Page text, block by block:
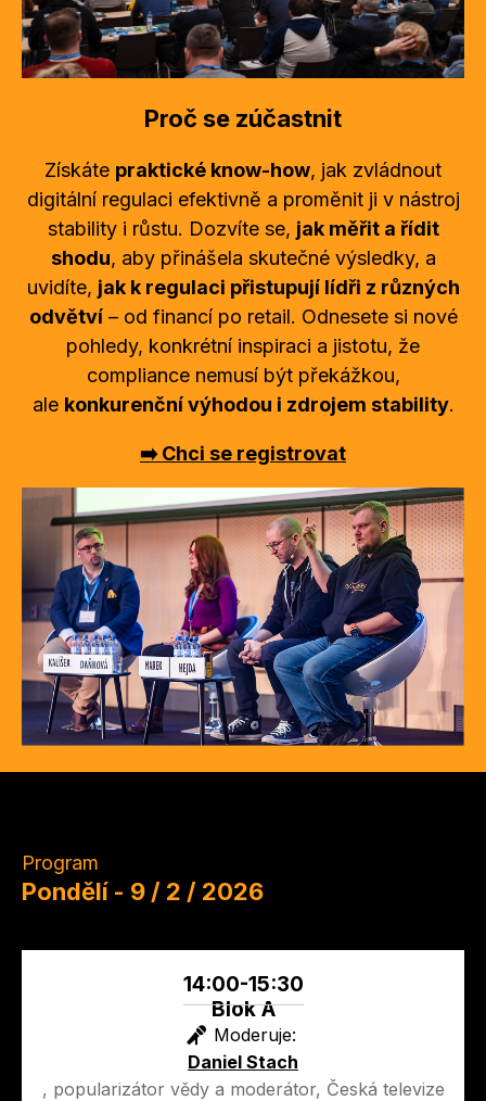
Proč se zúčastnit
Získáte praktické know-how, jak zvládnout
digitální regulaci efektivně a proměnit ji v nástroj
stability i růstu. Dozvíte se, jak měřit a řídit
shodu, aby přinášela skutečné výsledky, a
uvidíte, jak k regulaci přistupují lídři z různých
odvětví– od financí po retail. Odnesete si nové
pohledy, konkrétní inspiraci a jistotu, že
compliance nemusí být překážkou,
ale konkurenční výhodou i zdrojem stability.
➡️ Chci se registrovat
Program
pondělí - 9 / 2 / 2026
14:00-15:30
Blok A
Moderuje:
Daniel Stach
, popularizátor vědy a moderátor, Česká televize